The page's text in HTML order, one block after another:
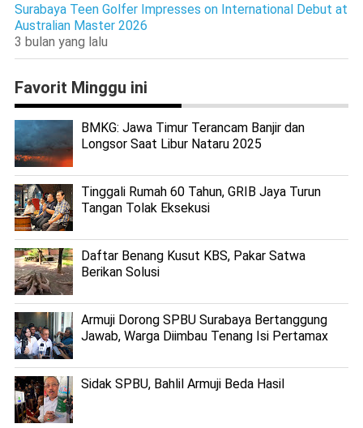
Surabaya Teen Golfer Impresses on International Debut at
Australian Master 2026
3 bulan yang lalu
Favorit Minggu ini
BMKG: Jawa Timur Terancam Banjir dan
Longsor Saat Libur Nataru 2025
Tinggali Rumah 60 Tahun, GRIB Jaya Turun
Tangan Tolak Eksekusi
Daftar Benang Kusut KBS, Pakar Satwa
Berikan Solusi
Armuji Dorong SPBU Surabaya Bertanggung
Jawab, Warga Diimbau Tenang Isi Pertamax
Sidak SPBU, Bahlil Armuji Beda Hasil